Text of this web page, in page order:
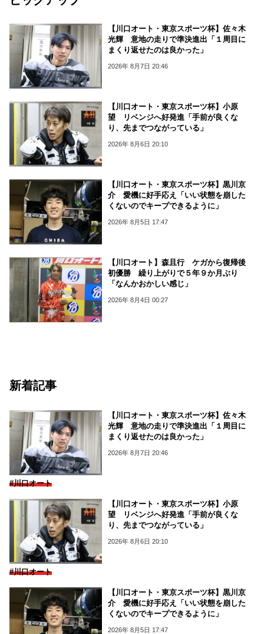
【川口オート・東京スポーツ杯】佐々木
光輝 意地の走りで準決進出「１周目に
まくり返せたのは良かった」
2026年 8月7日 20:46
【川口オート・東京スポーツ杯】小原
望 リベンジへ好発進「手前が良くな
り、先までつながっている」
2026年 8月6日 20:10
【川口オート・東京スポーツ杯】黒川京
介 愛機に好手応え「いい状態を崩した
くないのでキープできるように」
2026年 8月5日 17:47
【川口オート】森且行 ケガから復帰後
初優勝 繰り上がりで５年９か月ぶり
「なんかおかしい感じ」
2026年 8月4日 00:27
新着記事
【川口オート・東京スポーツ杯】佐々木
光輝 意地の走りで準決進出「１周目に
まくり返せたのは良かった」
2026年 8月7日 20:46
#川口オート
【川口オート・東京スポーツ杯】小原
望 リベンジへ好発進「手前が良くな
り、先までつながっている」
2026年 8月6日 20:10
#川口オート
【川口オート・東京スポーツ杯】黒川京
介 愛機に好手応え「いい状態を崩した
くないのでキープできるように」
2026年 8月5日 17:47